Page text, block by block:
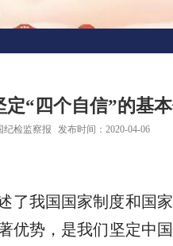
定“四个自信”的基
纪检监察报 发布时间：2020-04-06
了我国国家制度和国
优势，是我们坚定中